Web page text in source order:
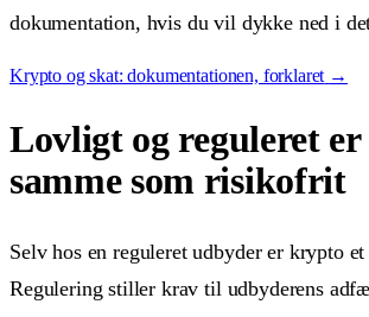
dokumentation, hvis du vil dykke ned i
Krypto og skat: dokumentationen, forklaret →
Lovligt og reguleret
samme som risikofrit
Selv hos en reguleret udbyder er krypto
Regulering stiller krav til udbyderens